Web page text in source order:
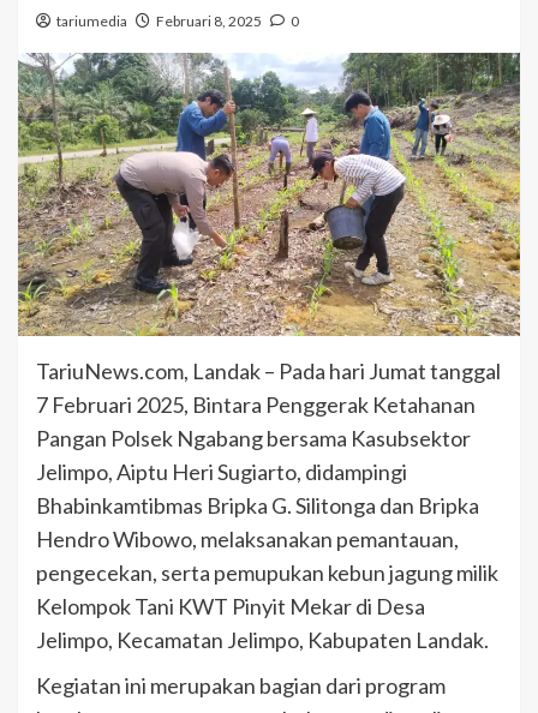
tariumedia Februari 8, 2025 0
TariuNews.com, Landak – Pada hari Jumat tanggal
7 Februari 2025, Bintara Penggerak Ketahanan
Pangan Polsek Ngabang bersama Kasubsektor
Jelimpo, Aiptu Heri Sugiarto, didampingi
Bhabinkamtibmas Bripka G. Silitonga dan Bripka
Hendro Wibowo, melaksanakan pemantauan,
pengecekan, serta pemupukan kebun jagung milik
Kelompok Tani KWT Pinyit Mekar di Desa
Jelimpo, Kecamatan Jelimpo, Kabupaten Landak.
Kegiatan ini merupakan bagian dari program